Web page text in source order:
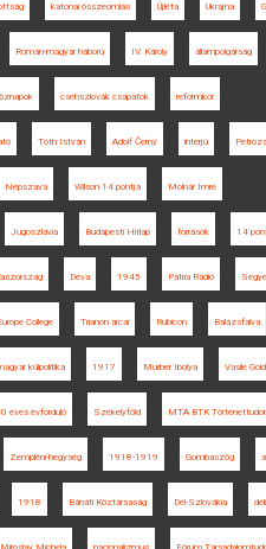
katonai összeomlás Újléta Ukrajna
Román-magyar háború IV. Károly állampolgárság
csehszlovák csapatok reformkor
Tóth István Adolf Černý interjú
Népszava Wilson 14 pontja Molnár Imre
Jugoszlávia Budapesti Hírlap források 14
Déva 1945 Pátria Rádió
College Trianon arcai Rubicon Balázsfalva
külpolitika 1917 Murber Ibolya Vasile
éves évforduló Székelyföld MTA BTK
Zempléni-hegység 1918-1919 Gombaszög
1918 Bánáti Köztársaság Dél-Szlovákia